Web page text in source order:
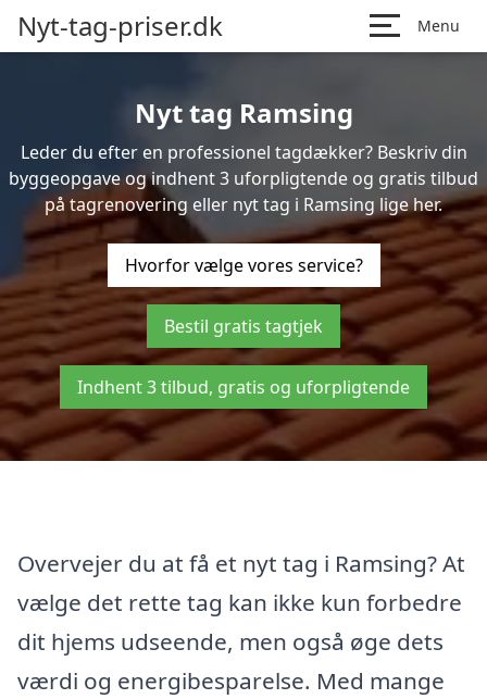
Nyt-tag-priser.dk Menu
Nyt tag Ramsing
Leder du efter en professionel tagdækker? Beskriv din
byggeopgave og indhent 3 uforpligtende og gratis tilbud
på tagrenovering eller nyt tag i Ramsing lige her.
Hvorfor vælge vores service?
Bestil gratis tagtjek
Indhent 3 tilbud, gratis og uforpligtende
Overvejer du at få et nyt tag i Ramsing? At
vælge det rette tag kan ikke kun forbedre
dit hjems udseende, men også øge dets
værdi og energibesparelse. Med mange